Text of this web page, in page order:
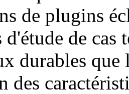
de plugins
d'étude de cas
durables que
des